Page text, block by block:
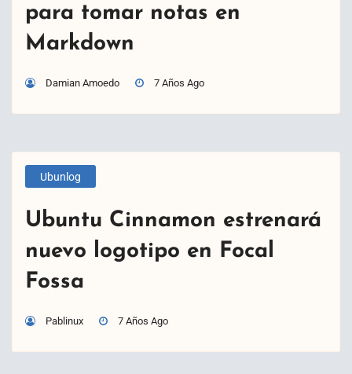
para tomar notas en
Markdown
Damian Amoedo 7 Años Ago
Ubunlog
Ubuntu Cinnamon estrenará
nuevo logotipo en Focal
Fossa
Pablinux 7 Años Ago